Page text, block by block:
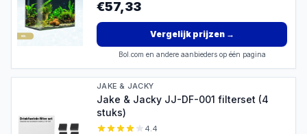
€57,33
Vergelijk prijzen→
Bol.com en andere aanbieders op één pagina
JAKE & JACKY
Jake & Jacky JJ-DF-001 filterset (4
stuks)
4.4